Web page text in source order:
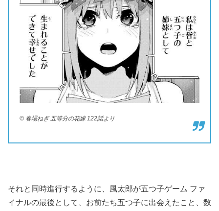
© 春場ねぎ 五等分の花嫁 122話より
それと同時進行するように、風太郎が五つ子ゲーム ファ
イナルの最後として、お前たち五つ子に出会えたこと、数